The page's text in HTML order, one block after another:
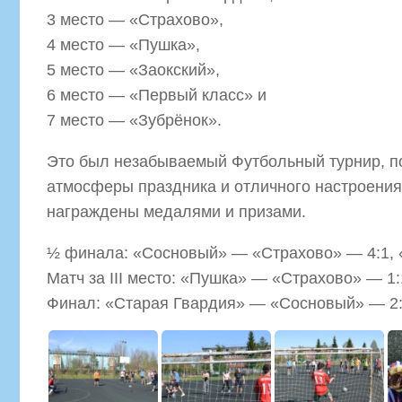
3 место — «Страхово»,
4 место — «Пушка»,
5 место — «Заокский»,
6 место — «Первый класс» и
7 место — «Зубрёнок».
Это был незабываемый Футбольный турнир,
атмосферы праздника и отличного
награждены медалями и призами.
½ финала: «Сосновый» — «Страхово» — 4:1,
Матч за III место: «Пушка» — «Страхово» —
Финал: «Старая Гвардия» — «Сосновый» —